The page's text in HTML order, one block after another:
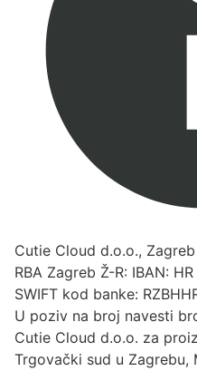
Cutie Cloud d.o.o., Zagreb
RBA Zagreb Ž-R: IBAN:
SWIFT kod banke:
U poziv na broj navesti
Cutie Cloud d.o.o. za
Trgovački sud u Zagrebu,